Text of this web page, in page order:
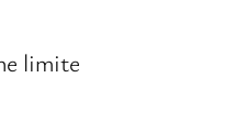
limite